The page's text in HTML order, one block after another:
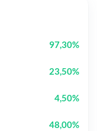
97,30%
23,50%
4,50%
48,00%